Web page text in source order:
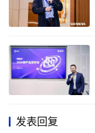
发表回复